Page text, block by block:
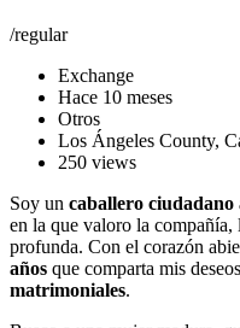
/regular
Exchange
Hace 10 meses
Otros
Los Ángeles County,
250 views
Soy un caballero ciudadano
en la que valoro la
profunda. Con el corazón
años que comparta mis
matrimoniales.